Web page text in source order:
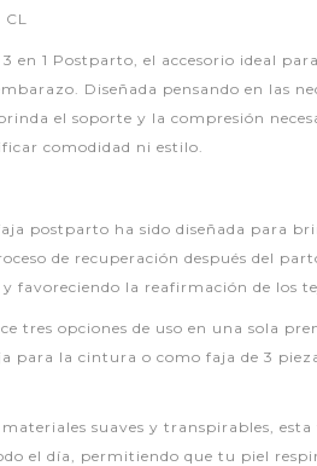
CL
en 1 Postparto, el accesorio ideal
Diseñada pensando en las
el soporte y la compresión
comodidad ni estilo.
postparto ha sido diseñada para
de recuperación después del
favoreciendo la reafirmación de los
tres opciones de uso en una sola
para la cintura o como faja de 3
suaves y transpirables, esta
el día, permitiendo que tu piel